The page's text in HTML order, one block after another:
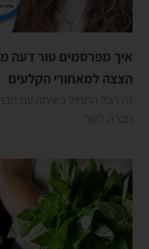
איך מפרסמים טור דעה
הצצה למאחורי הקלעים
חברה לטור